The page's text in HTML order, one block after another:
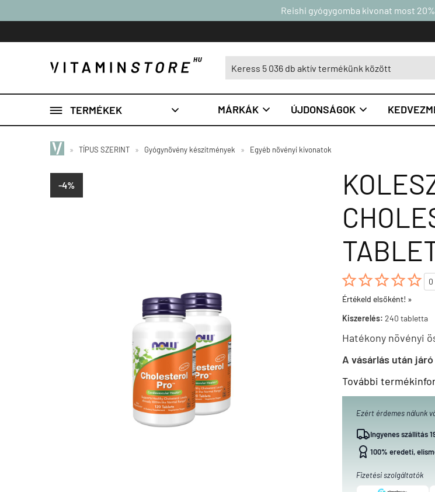
Reishi gyógygomba kivonat most
 TERMÉKEK  MÁRKÁK  ÚJDONSÁGOK 
» TÍPUS SZERINT » Gyógynövény készítmények » Egyéb növényi kivonatok
-4%

0
Értékeld elsőként! »
Kiszerelés: 240 tabletta
Hatékony növényi
A vásárlás után
További
Ezért érdemes nálunk
Ingyenes szállítás
100% eredeti,
Fizetési szolgáltatók